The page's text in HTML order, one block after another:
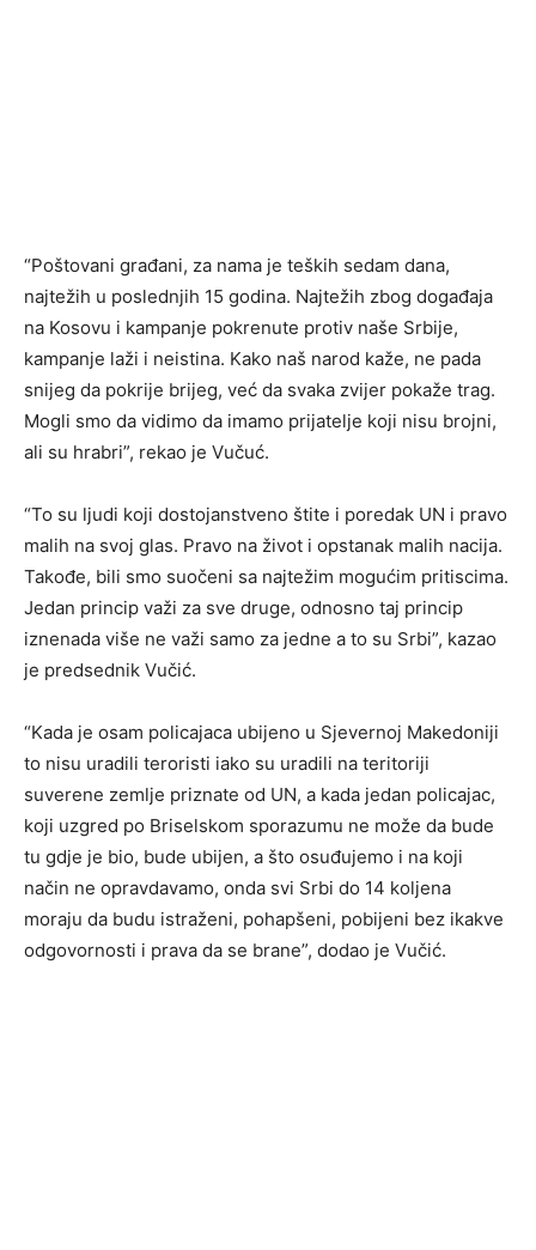
“Poštovani građani, za nama je teških sedam dana,
najtežih u poslednjih 15 godina. Najtežih zbog događaja
na Kosovu i kampanje pokrenute protiv naše Srbije,
kampanje laži i neistina. Kako naš narod kaže, ne pada
snijeg da pokrije brijeg, već da svaka zvijer pokaže trag.
Mogli smo da vidimo da imamo prijatelje koji nisu brojni,
ali su hrabri”, rekao je Vučuć.
“To su ljudi koji dostojanstveno štite i poredak UN i pravo
malih na svoj glas. Pravo na život i opstanak malih nacija.
Takođe, bili smo suočeni sa najtežim mogućim pritiscima.
Jedan princip važi za sve druge, odnosno taj princip
iznenada više ne važi samo za jedne a to su Srbi”, kazao
je predsednik Vučić.
“Kada je osam policajaca ubijeno u Sjevernoj Makedoniji
to nisu uradili teroristi iako su uradili na teritoriji
suverene zemlje priznate od UN, a kada jedan policajac,
koji uzgred po Briselskom sporazumu ne može da bude
tu gdje je bio, bude ubijen, a što osuđujemo i na koji
način ne opravdavamo, onda svi Srbi do 14 koljena
moraju da budu istraženi, pohapšeni, pobijeni bez ikakve
odgovornosti i prava da se brane”, dodao je Vučić.